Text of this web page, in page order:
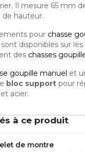
Il mesure 65 mm
de hauteur.
pour chasse
disponibles sur
des chasses
goupille manuel et
bloc support pour
acier.
à ce produit
de montre